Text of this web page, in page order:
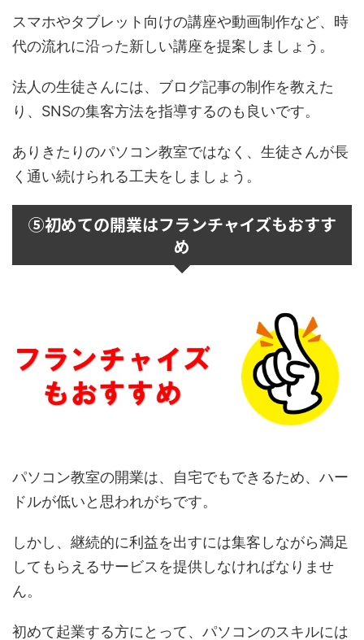
スマホやタブレット向けの講座や動画制作など、時
代の流れに沿った新しい講座を提案しましょう。
法人の生徒さんには、ブログ記事の制作を教えた
り、SNSの集客方法を指導するのも良いです。
ありきたりのパソコン教室ではなく、生徒さんが長
く通い続けられる工夫をしましょう。
⑤初めての開業はフランチャイズもおすす
め
パソコン教室の開業は、自宅でもできるため、ハー
ドルが低いと思われがちです。
しかし、継続的に利益を出すには集客しながら満足
してもらえるサービスを提供しなければなりませ
ん。
初めて起業する方にとって、パソコンのスキルには